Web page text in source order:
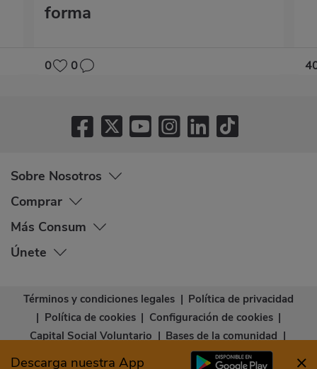
forma
0 0
Sobre Nosotros
Comprar
Más Consum
Únete
Descarga nuestra App
Términos y condiciones legales | Política de privacidad
| Política de cookies | Configuración de cookies |
Capital Social Voluntario | Bases de la comunidad |
Declaración de accesibilidad